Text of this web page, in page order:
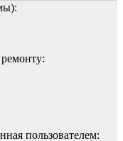
пользователем: